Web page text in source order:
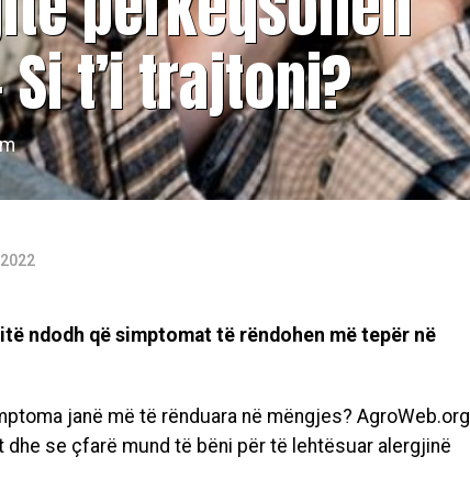
t’i trajtoni?
ndodh që simptomat të rëndohen më tepër në
janë më të rënduara në mëngjes? AgroWeb.org
se çfarë mund të bëni për të lehtësuar alergjinë